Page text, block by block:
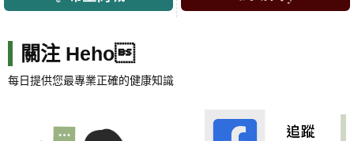
關注 Heho
每日提供您最專業正確的健康知識